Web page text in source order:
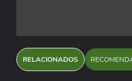
RELACIONADOS